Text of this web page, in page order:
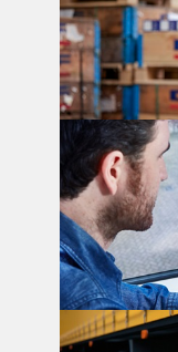
14/10/2024 -
PSQL